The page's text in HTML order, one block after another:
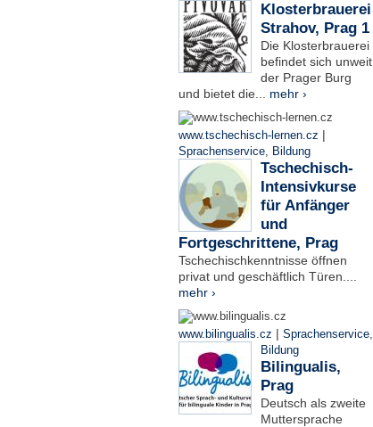
Klosterbrauerei
Strahov, Prag 1
Die Klosterbrauerei
befindet sich unweit
der Prager Burg
und bietet die... mehr ›
www.tschechisch-lernen.cz |
Sprachenservice, Bildung
Tschechisch-
Intensivkurse
für Anfänger
und
Fortgeschrittene, Prag
Tschechischkenntnisse öffnen
privat und geschäftlich Türen....
mehr ›
www.bilingualis.cz | Sprachenservice,
Bildung
Bilingualis,
Prag
Deutsch als zweite
Muttersprache